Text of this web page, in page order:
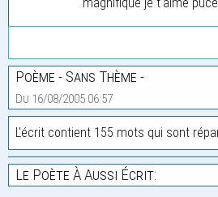
Poème - Sans Thème -
Du 16/08/2005 06:57
L'écrit contient 155 mots qui sont
Le Poète À Aussi Écrit: